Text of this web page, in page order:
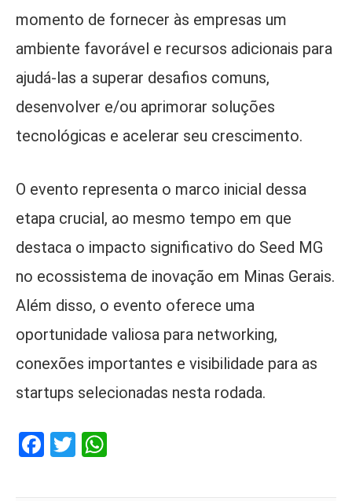
momento de fornecer às empresas um
ambiente favorável e recursos adicionais para
ajudá-las a superar desafios comuns,
desenvolver e/ou aprimorar soluções
tecnológicas e acelerar seu crescimento.
O evento representa o marco inicial dessa
etapa crucial, ao mesmo tempo em que
destaca o impacto significativo do Seed MG
no ecossistema de inovação em Minas Gerais.
Além disso, o evento oferece uma
oportunidade valiosa para networking,
conexões importantes e visibilidade para as
startups selecionadas nesta rodada.
Facebook
Twitter